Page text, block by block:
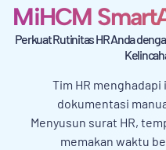
MiHCM
Perkuat Rutinitas HR Anda
Tim HR
dokumentasi
Menyusun surat HR,
memakan waktu